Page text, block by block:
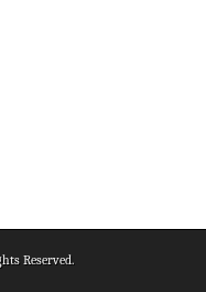
Reserved.